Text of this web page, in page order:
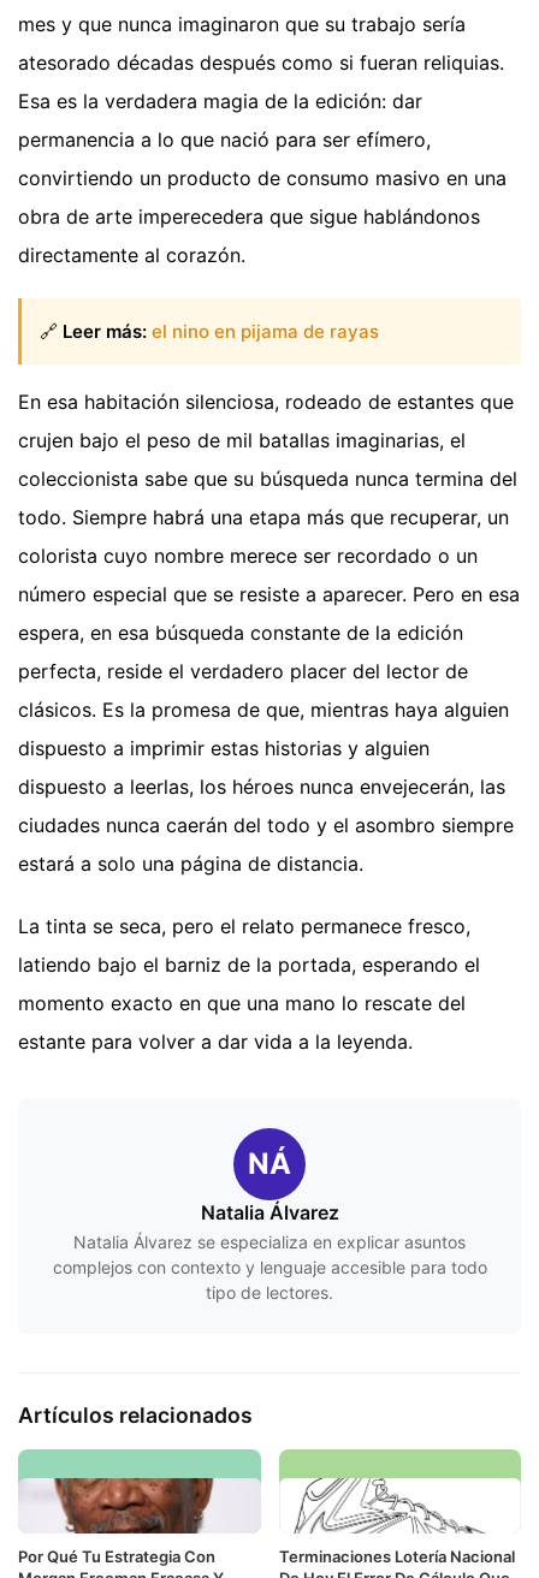
mes y que nunca imaginaron que su trabajo sería
atesorado décadas después como si fueran reliquias.
Esa es la verdadera magia de la edición: dar
permanencia a lo que nació para ser efímero,
convirtiendo un producto de consumo masivo en una
obra de arte imperecedera que sigue hablándonos
directamente al corazón.
🔗 Leer más: el nino en pijama de rayas
En esa habitación silenciosa, rodeado de estantes que
crujen bajo el peso de mil batallas imaginarias, el
coleccionista sabe que su búsqueda nunca termina del
todo. Siempre habrá una etapa más que recuperar, un
colorista cuyo nombre merece ser recordado o un
número especial que se resiste a aparecer. Pero en esa
espera, en esa búsqueda constante de la edición
perfecta, reside el verdadero placer del lector de
clásicos. Es la promesa de que, mientras haya alguien
dispuesto a imprimir estas historias y alguien
dispuesto a leerlas, los héroes nunca envejecerán, las
ciudades nunca caerán del todo y el asombro siempre
estará a solo una página de distancia.
La tinta se seca, pero el relato permanece fresco,
latiendo bajo el barniz de la portada, esperando el
momento exacto en que una mano lo rescate del
estante para volver a dar vida a la leyenda.
NÁ
Natalia Álvarez
Natalia Álvarez se especializa en explicar asuntos
complejos con contexto y lenguaje accesible para todo
tipo de lectores.
Artículos relacionados
Por Qué Tu Estrategia Con
Terminaciones Lotería Nacional